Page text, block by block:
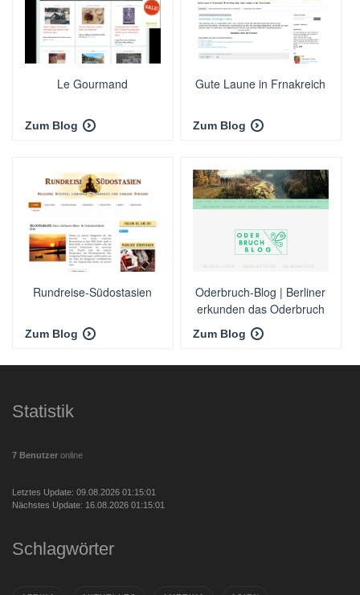
Le Gourmand
Zum Blog
Gute Laune in Frnakreich
Zum Blog
Rundreise-Südostasien
Zum Blog
Oderbruch-Blog | Berliner
erkunden das Oderbruch
Zum Blog
Statistik
7 Benutzer online
Letztes Update: 09.08.2026 01:15:01
Nächstes Update: 16.08.2026 01:15:01
Schlagwörter